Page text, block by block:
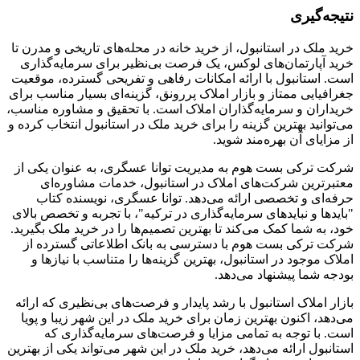
نتیجه‌گیری
خرید ملک در استانبول، از خرید خانه در محله‌های تاریخی و مدرن تا
خرید آپارتمان‌های لوکس، یک فرصت بی‌نظیر برای سرمایه‌گذاری
است. استانبول با ارائه امکانات رفاهی و تفریحی گسترده، موقعیت
جغرافیایی ممتاز و بازار املاک پررونق، گزینه‌ای بسیار مناسب برای
خریداران و سرمایه‌گذاران املاک است. با تحقیق و مشاوره مناسب،
می‌توانید بهترین گزینه را برای خرید ملک در استانبول انتخاب کرده و
از مزایای آن بهره‌مند شوید.
شرکت ترکی بست هوم به مدیریت توانا عسگری، به عنوان یکی از
معتبرترین شرکت‌های املاک در استانبول، خدمات مشاوره‌ای
حرفه‌ای و تخصصی ارائه می‌دهد. توانا عسگری، نویسنده کتاب
"بایدها و نبایدهای سرمایه‌گذاری در ترکیه"، با تجربه و تخصص بالای
خود، به شما کمک می‌کند تا بهترین تصمیم‌ها را در خرید ملک بگیرید.
شرکت ترکی بست هوم با دسترسی به بانک اطلاعاتی گسترده از
املاک موجود در استانبول، بهترین گزینه‌ها را متناسب با نیازها و
بودجه شما پیشنهاد می‌دهد.
بازار املاک استانبول با رشد پایدار و فرصت‌های بی‌نظیری که ارائه
می‌دهد، اکنون بهترین زمان برای خرید ملک در این شهر زیبا و پویا
است. با توجه به تمامی مزایا و فرصت‌های سرمایه‌گذاری که
استانبول ارائه می‌دهد، خرید ملک در این شهر می‌تواند یکی از بهترین